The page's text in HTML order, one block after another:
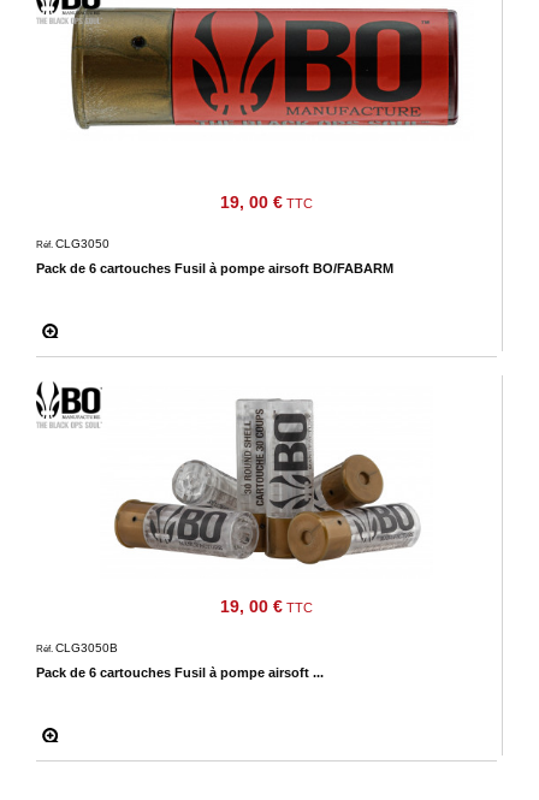
19, 00 € TTC
Pack de 6 cartouches Fusil à pompe airsoft BO/FABARM
Réf. CLG3050
19, 00 € TTC
Pack de 6 cartouches Fusil à pompe airsoft ...
Réf. CLG3050B